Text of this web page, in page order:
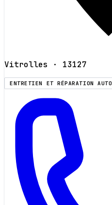
Vitrolles · 13127
ENTRETIEN ET RÉPARATION AUTO